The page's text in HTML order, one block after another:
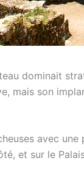
dominait
mais son
avec
et sur le